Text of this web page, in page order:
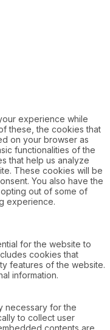
experience while
these, the cookies that
on your browser as
functionalities of the
that help us analyze
These cookies will be
You also have the
out of some of
experience.
for the website to
cookies that
features of the website.
information.
necessary for the
to collect user
contents are